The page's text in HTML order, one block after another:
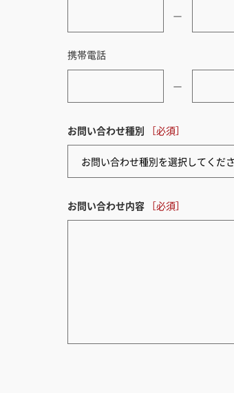
ー
携帯電話
ー
お問い合わせ種別
お問い合わせ内容